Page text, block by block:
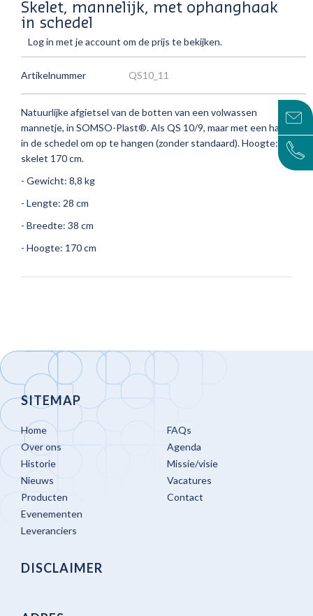
Skelet, mannelijk, met ophanghaak
in schedel
Log in met je account om de prijs te bekijken.
Artikelnummer QS10_11
Natuurlijke afgietsel van de botten van een volwassen
mannetje, in SOMSO-Plast®.Als QS 10/9, maar met een haak
in de schedel om op te hangen (zonder standaard).Hoogte:
skelet 170 cm.
- Gewicht: 8,8 kg
- Lengte: 28 cm
- Breedte: 38 cm
- Hoogte: 170 cm
SITEMAP
Home
Over ons
Historie
Nieuws
Producten
Evenementen
Leveranciers
FAQs
Agenda
Missie/visie
Vacatures
Contact
DISCLAIMER